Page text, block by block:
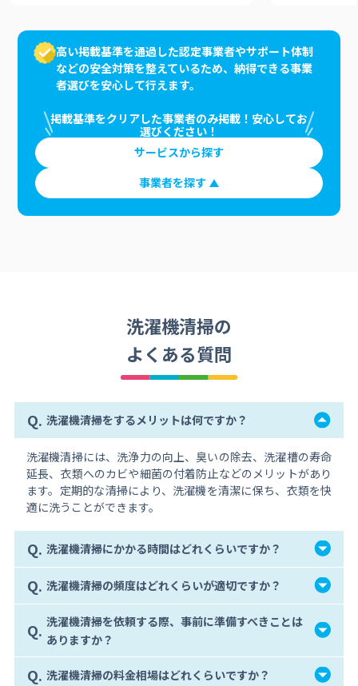
高い掲載基準を通過した認定事業者やサポート体制
などの安全対策を整えているため、納得できる事業
者選びを安心して行えます。
掲載基準をクリアした事業者のみ掲載！安心してお
選びください！
サービスから探す
事業者を探す
洗濯機清掃の
よくある質問
Q. 洗濯機清掃をするメリットは何ですか？
洗濯機清掃には、洗浄力の向上、臭いの除去、洗濯槽の寿命
延長、衣類へのカビや細菌の付着防止などのメリットがあり
ます。定期的な清掃により、洗濯機を清潔に保ち、衣類を快
適に洗うことができます。
Q. 洗濯機清掃にかかる時間はどれくらいですか？
Q. 洗濯機清掃の頻度はどれくらいが適切ですか？
Q. 洗濯機清掃を依頼する際、事前に準備すべきことは
ありますか？
Q. 洗濯機清掃の料金相場はどれくらいですか？